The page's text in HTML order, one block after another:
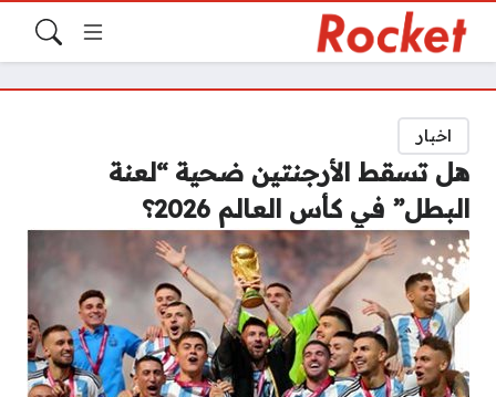
اخبار
هل تسقط الأرجنتين ضحية “لعنة
البطل” في كأس العالم 2026؟